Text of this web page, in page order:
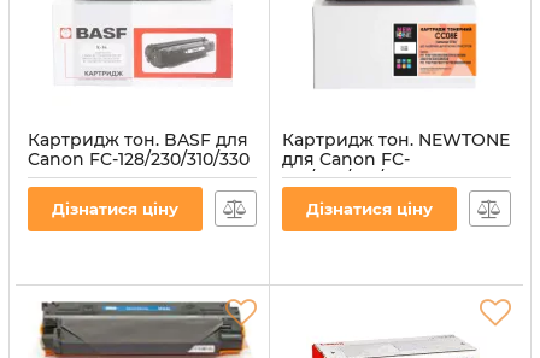
Картридж тон. BASF для
Canon FC-128/230/310/330
аналог E16 Black ( 2000
ст.) (BASF-KT-E16)
Артикул: BASF-KT-E16
Дізнатися ціну
Картридж тон. NEWTONE
для Canon FC-
128/230/310/330 аналог
E16 Black ( 3000 ст.)
(CC08E)
Дізнатися ціну